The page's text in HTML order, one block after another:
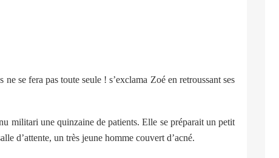
se fera pas toute seule ! s’exclama Zoé en retroussant ses
militari une quinzaine de patients. Elle se préparait un petit
d’attente, un très jeune homme couvert d’acné.